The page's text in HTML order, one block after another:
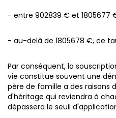
- entre 902839 € et 1805677
- au-delà de 1805678 €, ce
Par conséquent, la
vie constitue souvent une
père de famille a des raisons
d'héritage qui reviendra à
dépassera le seuil